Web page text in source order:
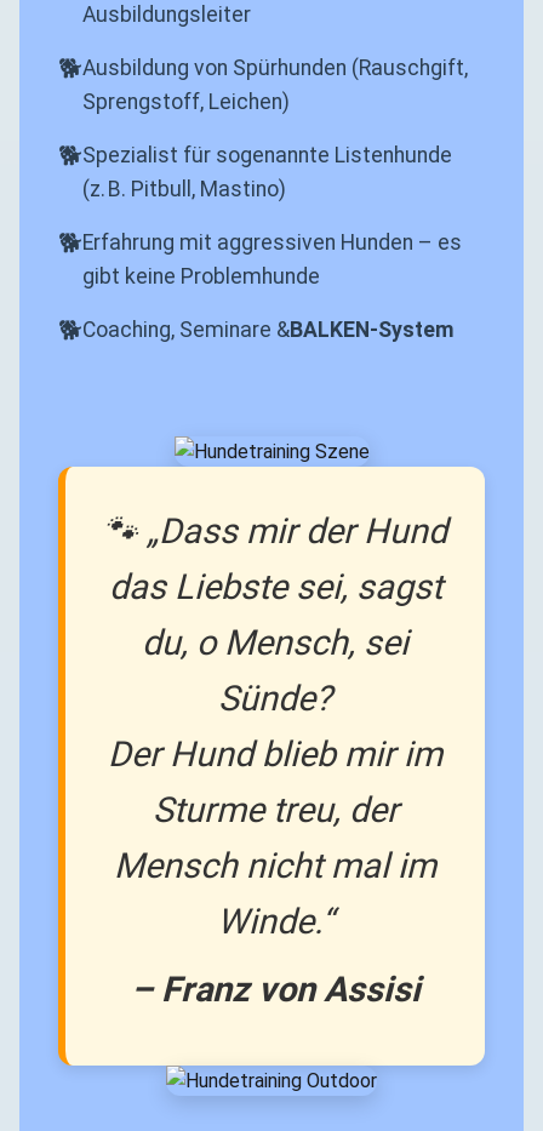
Ausbildungsleiter
Ausbildung von Spürhunden (Rauschgift,
Sprengstoff, Leichen)
Spezialist für sogenannte Listenhunde
(z. B. Pitbull, Mastino)
Erfahrung mit aggressiven Hunden – es
gibt keine Problemhunde
Coaching, Seminare &BALKEN-System
🐾 „Dass mir der Hund
das Liebste sei, sagst
du, o Mensch, sei
Sünde?
Der Hund blieb mir im
Sturme treu, der
Mensch nicht mal im
Winde.“
– Franz von Assisi